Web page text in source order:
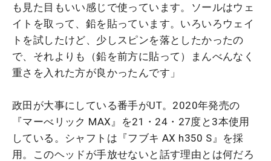
も見た目もいい感じで使っています。ソールはウェ
イトを取って、鉛を貼っています。いろいろウェイ
トを試したけど、少しスピンを落としたかったの
で、それよりも（鉛を前方に貼って）まんべんなく
重さを入れた方が良かったんです」
政田が大事にしている番手がUT。2020年発売の
『マーべリック MAX』を21・24・27度と3本使用
している。シャフトは『フブキ AX h350 S』を採
用。このヘッドが手放せないと話す理由とは何だろ